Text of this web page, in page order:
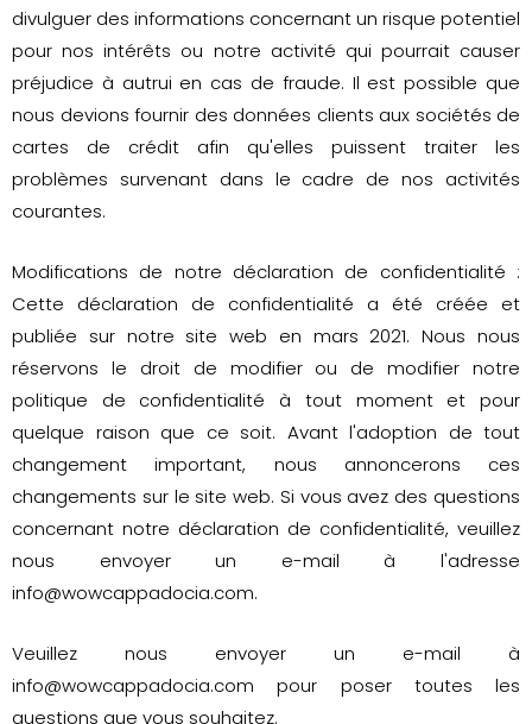
divulguer des informations concernant un risque potentiel
pour nos intérêts ou notre activité qui pourrait causer
préjudice à autrui en cas de fraude. Il est possible que
nous devions fournir des données clients aux sociétés de
cartes de crédit afin qu'elles puissent traiter les
problèmes survenant dans le cadre de nos activités
courantes.
Modifications de notre déclaration de confidentialité :
Cette déclaration de confidentialité a été créée et
publiée sur notre site web en mars 2021. Nous nous
réservons le droit de modifier ou de modifier notre
politique de confidentialité à tout moment et pour
quelque raison que ce soit. Avant l'adoption de tout
changement important, nous annoncerons ces
changements sur le site web. Si vous avez des questions
concernant notre déclaration de confidentialité, veuillez
nous envoyer un e-mail à l'adresse
info@wowcappadocia.com.
Veuillez nous envoyer un e-mail à
info@wowcappadocia.com pour poser toutes les
questions que vous souhaitez.